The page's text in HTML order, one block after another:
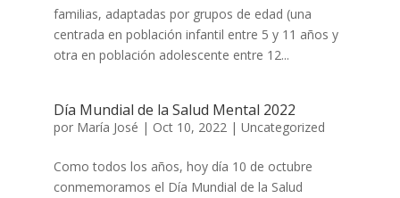
familias, adaptadas por grupos de edad (una
centrada en población infantil entre 5 y 11 años y
otra en población adolescente entre 12...
Día Mundial de la Salud Mental 2022
por María José | Oct 10, 2022| Uncategorized
Como todos los años, hoy día 10 de octubre
conmemoramos el Día Mundial de la Salud